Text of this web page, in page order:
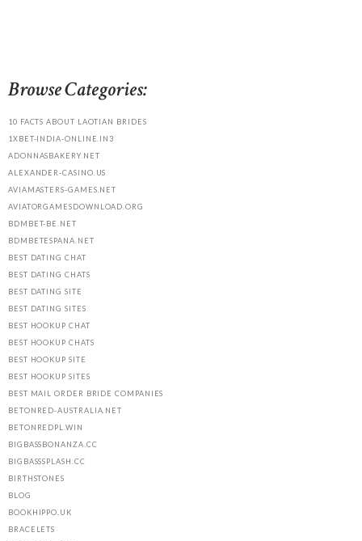
Browse Categories:
10 FACTS ABOUT LAOTIAN BRIDES
1XBET-INDIA-ONLINE.IN3
ADONNASBAKERY.NET
ALEXANDER-CASINO.US
AVIAMASTERS-GAMES.NET
AVIATORGAMESDOWNLOAD.ORG
BDMBET-BE.NET
BDMBETESPANA.NET
BEST DATING CHAT
BEST DATING CHATS
BEST DATING SITE
BEST DATING SITES
BEST HOOKUP CHAT
BEST HOOKUP CHATS
BEST HOOKUP SITE
BEST HOOKUP SITES
BEST MAIL ORDER BRIDE COMPANIES
BETONRED-AUSTRALIA.NET
BETONREDPL.WIN
BIGBASSBONANZA.CC
BIGBASSSPLASH.CC
BIRTHSTONES
BLOG
BOOKHIPPO.UK
BRACELETS